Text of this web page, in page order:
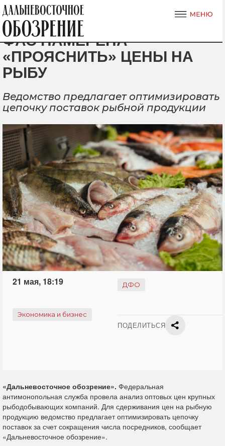
ФАС НАМЕРЕНА
«ПРОЯСНИТЬ» ЦЕНЫ НА
РЫБУ
Ведомство предлагает оптимизировать
цепочку поставок рыбной продукции
21 мая, 18:19 ДФО
Экономика и бизнес
ПОДЕЛИТЬСЯ
«Дальневосточное обозрение». Федеральная
антимонопольная служба провела анализ оптовых цен крупных
рыбодобывающих компаний. Для сдерживания цен на рыбную
продукцию ведомство предлагает оптимизировать цепочку
поставок за счет сокращения числа посредников, сообщает
«Дальневосточное обозрение».